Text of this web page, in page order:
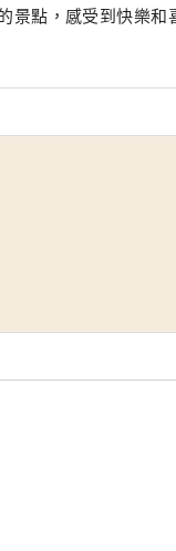
景點，感受到快樂